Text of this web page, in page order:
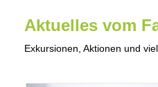
Aktuelles vom
Exkursionen, Aktionen und